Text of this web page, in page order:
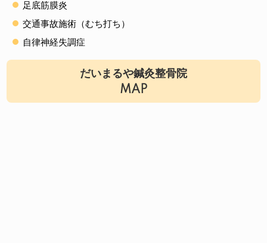
足底筋膜炎
交通事故施術（むち打ち）
自律神経失調症
だいまるや鍼灸整骨院
MAP